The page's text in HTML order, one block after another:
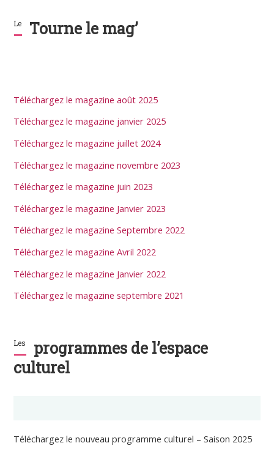
Le Tourne le mag’
Téléchargez le magazine août 2025
Téléchargez le magazine janvier 2025
Téléchargez le magazine juillet 2024
Téléchargez le magazine novembre 2023
Téléchargez le magazine juin 2023
Téléchargez le magazine Janvier 2023
Téléchargez le magazine Septembre 2022
Téléchargez le magazine Avril 2022
Téléchargez le magazine Janvier 2022
Téléchargez le magazine septembre 2021
Les
programmes de l’espace
culturel
Téléchargez le nouveau programme culturel – Saison 2025